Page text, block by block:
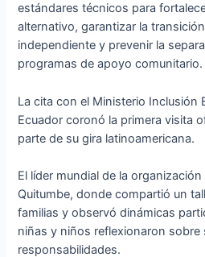
estándares técnicos para
alternativo, garantizar la
independiente y prevenir la
programas de apoyo comunitario.
La cita con el Ministerio Inclusión
Ecuador coronó la primera visita
parte de su gira latinoamericana.
El líder mundial de la
Quitumbe, donde compartió un
familias y observó dinámicas
niñas y niños reflexionaron sobre
responsabilidades.